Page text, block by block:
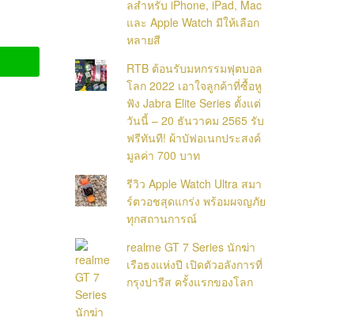
ลสำหรับ iPhone, iPad, Mac
และ Apple Watch มีให้เลือก
หลายสี
RTB ต้อนรับมหกรรมฟุตบอล
โลก 2022 เอาใจลูกค้าที่ซื้อหู
ฟัง Jabra Elite Series ตั้งแต่
วันนี้ – 20 ธันวาคม 2565 รับ
ฟรีทันที! ผ้าบัฟอเนกประสงค์
มูลค่า 700 บาท
รีวิว Apple Watch Ultra สมา
ร์ตวอชสุดแกร่ง พร้อมผจญภัย
ทุกสถานการณ์
realme GT 7 Series นักฆ่า
เรือธงแห่งปี เปิดตัวอลังการที่
กรุงปารีส ครั้งแรกของโลก